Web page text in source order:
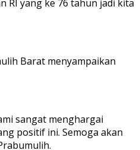
RI yang ke 76 tahun jadi kita
Barat menyampaikan
sangat menghargai
positif ini. Semoga akan